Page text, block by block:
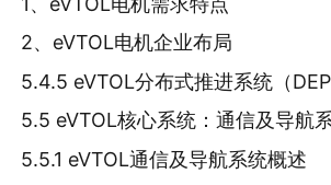
2、eVTOL电机企业布局
5.4.5 eVTOL分布式推进系统（DEP
5.5 eVTOL核心系统：通信及导航
5.5.1 eVTOL通信及导航系统概述